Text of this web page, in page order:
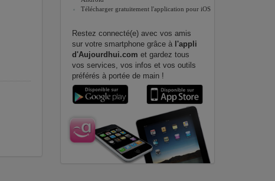
Télécharger gratuitement l'application pour iOS
Restez connecté(e) avec vos amis
sur votre smartphone grâce à l'appli
d'Aujourdhui.com et gardez tous
vos services, vos infos et vos outils
préférés à portée de main !